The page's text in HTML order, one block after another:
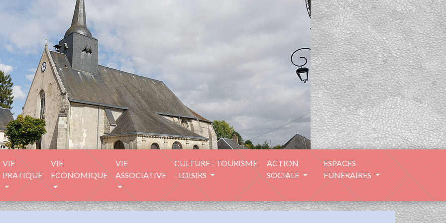
VIE
PRATIQUE
VIE
ECONOMIQUE
VIE
ASSOCIATIVE
CULTURE - TOURISME
- LOISIRS
ACTION
SOCIALE
ESPACES
FUNERAIRES